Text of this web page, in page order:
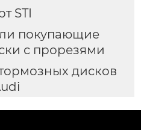
STI
покупающие
с прорезями
дисков